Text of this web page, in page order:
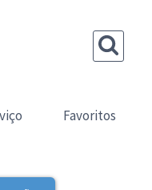
Favoritos